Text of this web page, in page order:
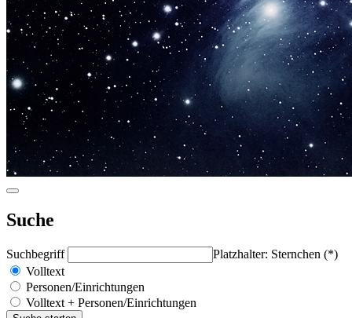
Suche
Suchbegriff
Platzhalter: Sternchen (*)
Volltext
Personen/Einrichtungen
Volltext + Personen/Einrichtungen